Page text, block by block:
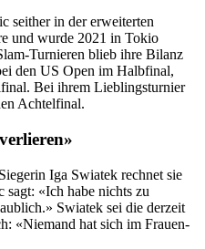
seither in der erweiterten
und wurde 2021 in Tokio
Turnieren blieb ihre Bilanz
den US Open im Halbfinal,
Bei ihrem Lieblingsturnier
Achtelfinal.
Iga Swiatek rechnet sie
sagt: «Ich habe nichts zu
Swiatek sei die derzeit
«Niemand hat sich im Frauen-